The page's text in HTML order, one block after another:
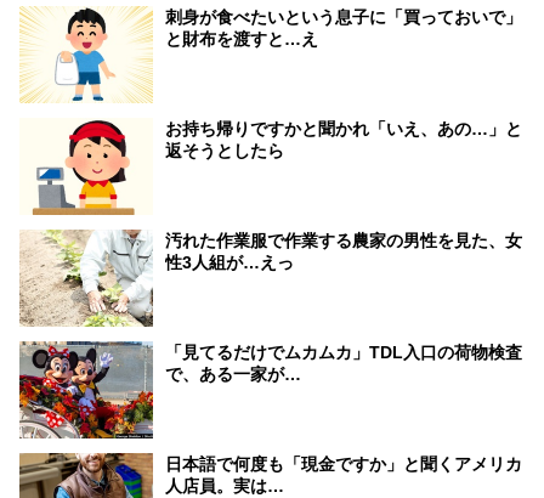
刺身が食べたいという息子に「買っておいで」
と財布を渡すと…え
お持ち帰りですかと聞かれ「いえ、あの…」と
返そうとしたら
汚れた作業服で作業する農家の男性を見た、女
性3人組が…えっ
「見てるだけでムカムカ」TDL入口の荷物検査
で、ある一家が…
日本語で何度も「現金ですか」と聞くアメリカ
人店員。実は…